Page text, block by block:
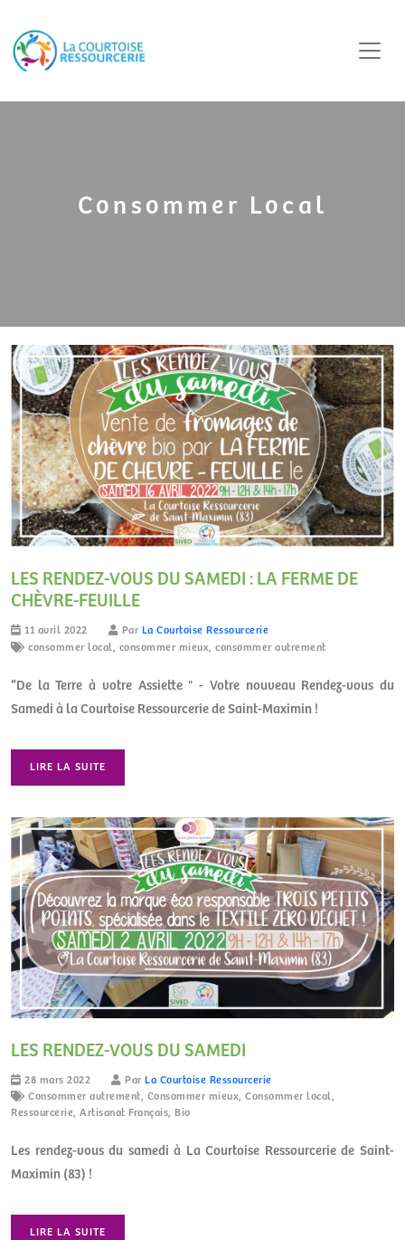
Consommer Local
LES RENDEZ-VOUS DU SAMEDI : LA FERME DE
CHÈVRE-FEUILLE
11 avril 2022 Par La Courtoise Ressourcerie
consommer local
consommer mieux consommer autrement
“De la Terre à votre Assiette " - Votre nouveau Rendez-vous du
Samedi à la Courtoise Ressourcerie de Saint-Maximin !
LIRE LA SUITE
LES RENDEZ-VOUS DU SAMEDI
28 mars 2022 Par La Courtoise Ressourcerie
Consommer autrement, Consommer mieux, Consommer local,
Ressourcerie, Artisanat Français, Bio
Les rendez-vous du samedi à La Courtoise Ressourcerie de Saint-
Maximin (83) !
LIRE LA SUITE